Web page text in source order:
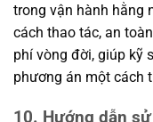
trong vận hành hằng
cách thao tác, an
phí vòng đời, giúp kỹ
phương án một cách
10. Hướng dẫn